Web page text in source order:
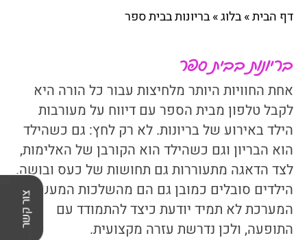
דף הבית»בלוג»בריונות בבית ספר
בריונות בבית ספר
אחת החוויות היותר מלחיצות עבור כל הורה היא
לקבל טלפון מבית הספר עם דיווח על מעורבות
הילד באירוע של בריונות. לא רק לחץ: גם כשהילד
הוא הבריון וגם כשהילד הוא הקורבן של האלימות,
לצד הדאגה מתעוררות גם תחושות של כעס ובושה.
הילדים סובלים כמובן גם הם מהשלכות המעשים,
המערכת לא תמיד יודעת כיצד להתמודד עם
התופעה, ולכן נדרשת עזרה מקצועית.